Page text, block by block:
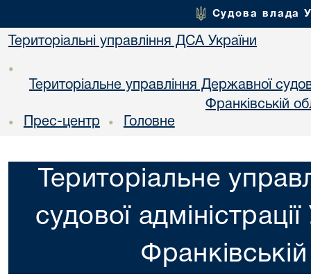
Судова влада
Територіальні управління ДСА України
•
Територіальне управління Державної
Франкiвській
• Прес-центр • Головне
Територіальне
судової